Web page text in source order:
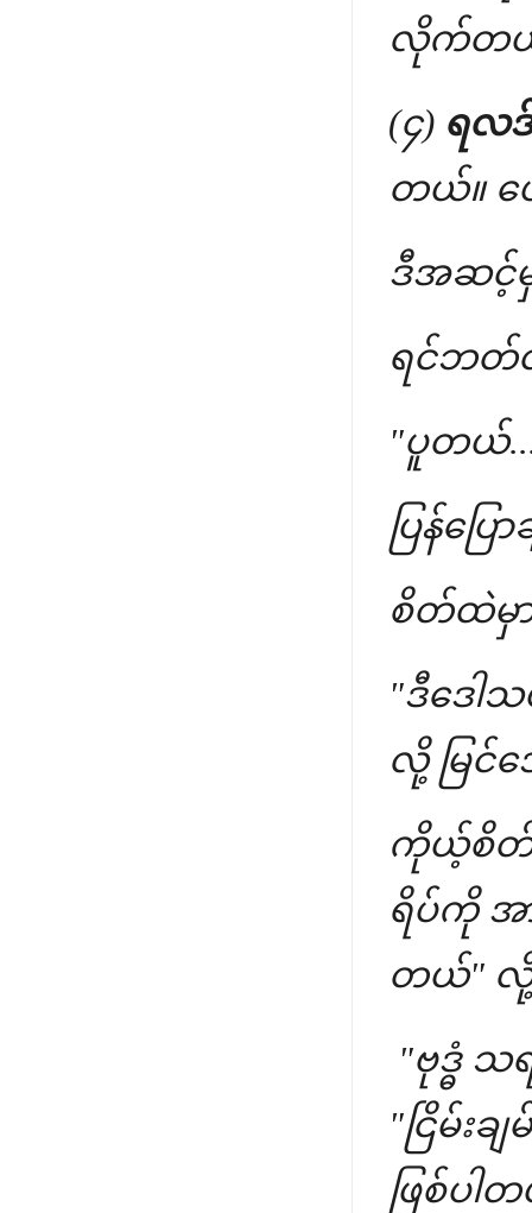
လိုက်တ
(၄) ရလဒ်
တယ်။ ပ
ဒီအဆင့်
ရင်ဘတ်ထဲ
"ပူတယ်
ပြန်ပြ
စိတ်ထဲမှ
"ဒီဒေါ
လို့ မြင်
ကိုယ့်စိတ်
ရိပ်ကို အ
တယ်" လို့
"ဗုဒ္ဓံ
"ငြိမ်းခ
ဖြစ်ပ